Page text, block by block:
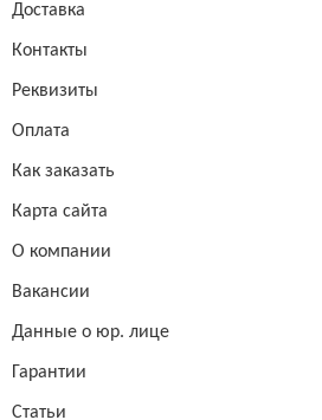
Доставка
Контакты
Реквизиты
Оплата
Как заказать
Карта сайта
О компании
Вакансии
Данные о юр. лице
Гарантии
Статьи